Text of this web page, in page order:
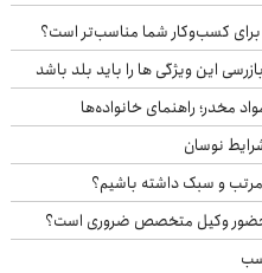
برای کسب‌وکار شما مناسب‌تر است؟
این ویژگی ها را باید بلد باشد
نوسان
و سبک داشته باشیم؟
حضور وکیل متخصص ضروری است؟